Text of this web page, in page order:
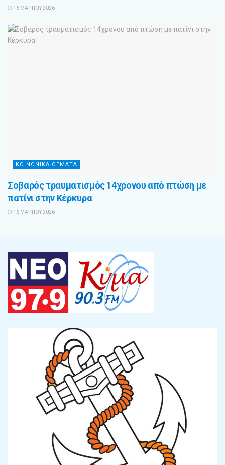
16 ΜΑΡΤΊΟΥ 2026
ΚΟΙΝΩΝΙΚΑ ΘΕΜΑΤΑ
Σοβαρός τραυματισμός 14χρονου από πτώση με
πατίνι στην Κέρκυρα
16 ΜΑΡΤΊΟΥ 2026